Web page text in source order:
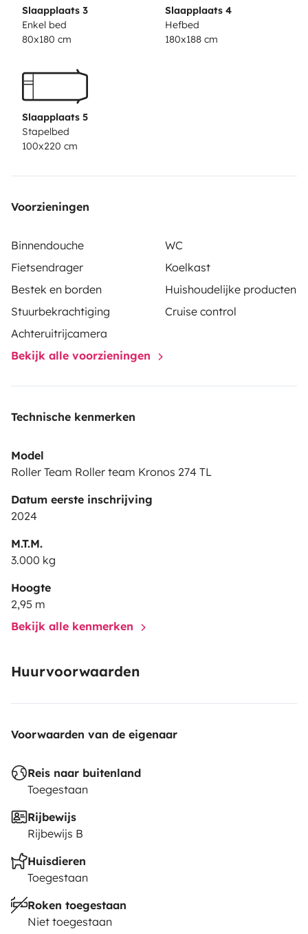
Slaapplaats 3
Enkel bed
80x180 cm
Slaapplaats 4
Hefbed
180x188 cm
Slaapplaats 5
Stapelbed
100x220 cm
Voorzieningen
Binnendouche
WC
Fietsendrager
Koelkast
Bestek en borden
Huishoudelijke producten
Stuurbekrachtiging
Cruise control
Achteruitrijcamera
Bekijk alle voorzieningen
Technische kenmerken
Model
Roller Team Roller team Kronos 274 TL
Datum eerste inschrijving
2024
M.T.M.
3.000 kg
Hoogte
2,95 m
Bekijk alle kenmerken
Huurvoorwaarden
Voorwaarden van de eigenaar
Reis naar buitenland
Toegestaan
Rijbewijs
Rijbewijs B
Huisdieren
Toegestaan
Roken toegestaan
Niet toegestaan